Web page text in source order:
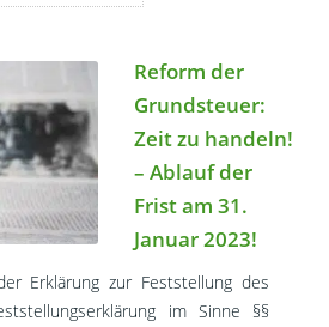
Reform der
Grundsteuer:
Zeit zu handeln!
– Ablauf der
Frist am 31.
Januar 2023!
Erklärung zur Feststellung des
im Sinne §§